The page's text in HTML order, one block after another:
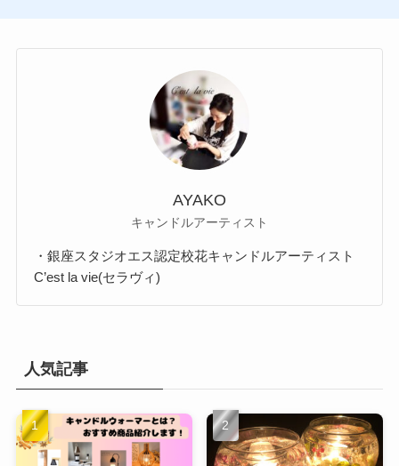
AYAKO
キャンドルアーティスト
・銀座スタジオエス認定校花キャンドルアーティスト
C’est la vie(セラヴィ)
人気記事